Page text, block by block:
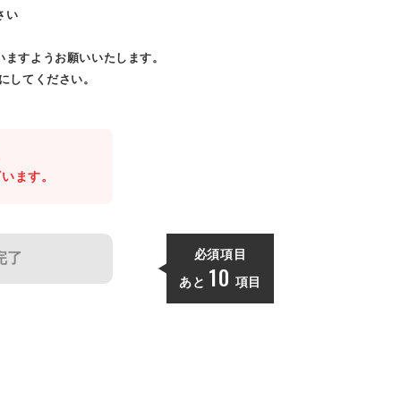
い
すようお願いいたします。
してください。
ます。
了 必須項目
あと 10 項目